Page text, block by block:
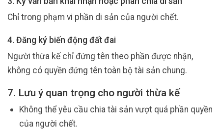
Chỉ trong phạm vi phần di sản của người chết.
4. Đăng ký biến động đất đai
Người thừa kế chỉ đứng tên theo phần được nhận,
không có quyền đứng tên toàn bộ tài sản chung.
7. Lưu ý quan trọng cho người thừa kế
Không thể yêu cầu chia tài sản vượt quá phần quyền
của người chết.